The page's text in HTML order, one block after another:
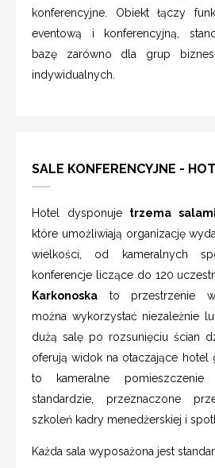
konferencyjne. Obiekt łączy
eventową i konferencyjną,
bazę zarówno dla grup
indywidualnych.
SALE KONFERENCYJNE -
Hotel dysponuje trzema
które umożliwiają organizację
wielkości, od kameralnych
konferencje liczące do 120
Karkonoska to przestrzenie
można wykorzystać niezależnie
dużą salę po rozsunięciu ścian
oferują widok na otaczające hotel
to kameralne
standardzie, przeznaczone
szkoleń kadry menedżerskiej i
Każda sala wyposażona jest